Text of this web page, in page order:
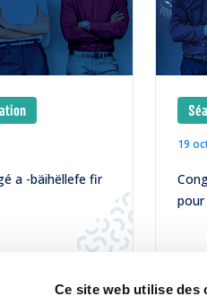
Ce site web utilise des
a -bäihëllefe fir
19
pour